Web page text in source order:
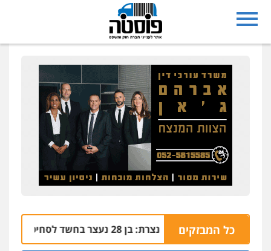
כל המבזקים04.08 | 17:57 נצרת: בן 28 נעצר בחשד לסחיטה באיומים מטלפון שאינו שלו